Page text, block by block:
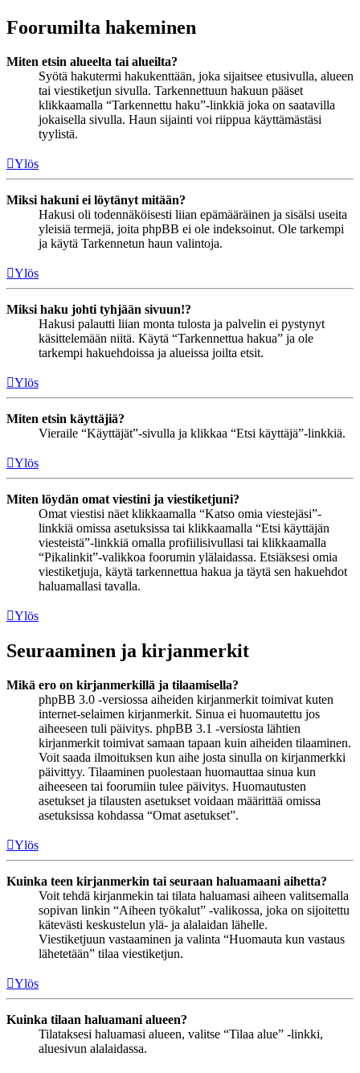
Foorumilta hakeminen
Miten etsin alueelta tai alueilta?
Syötä hakutermi hakukenttään, joka sijaitsee etusivulla, alueen
tai viestiketjun sivulla. Tarkennettuun hakuun pääset
klikkaamalla “Tarkennettu haku”-linkkiä joka on saatavilla
jokaisella sivulla. Haun sijainti voi riippua käyttämästäsi
tyylistä.
Ylös
Miksi hakuni ei löytänyt mitään?
Hakusi oli todennäköisesti liian epämääräinen ja sisälsi useita
yleisiä termejä, joita phpBB ei ole indeksoinut. Ole tarkempi
ja käytä Tarkennetun haun valintoja.
Ylös
Miksi haku johti tyhjään sivuun!?
Hakusi palautti liian monta tulosta ja palvelin ei pystynyt
käsittelemään niitä. Käytä “Tarkennettua hakua” ja ole
tarkempi hakuehdoissa ja alueissa joilta etsit.
Ylös
Miten etsin käyttäjiä?
Vieraile “Käyttäjät”-sivulla ja klikkaa “Etsi käyttäjä”-linkkiä.
Ylös
Miten löydän omat viestini ja viestiketjuni?
Omat viestisi näet klikkaamalla “Katso omia viestejäsi”-
linkkiä omissa asetuksissa tai klikkaamalla “Etsi käyttäjän
viesteistä”-linkkiä omalla profiilisivullasi tai klikkaamalla
“Pikalinkit”-valikkoa foorumin ylälaidassa. Etsiäksesi omia
viestiketjuja, käytä tarkennettua hakua ja täytä sen hakuehdot
haluamallasi tavalla.
Ylös
Seuraaminen ja kirjanmerkit
Mikä ero on kirjanmerkillä ja tilaamisella?
phpBB 3.0 -versiossa aiheiden kirjanmerkit toimivat kuten
internet-selaimen kirjanmerkit. Sinua ei huomautettu jos
aiheeseen tuli päivitys. phpBB 3.1 -versiosta lähtien
kirjanmerkit toimivat samaan tapaan kuin aiheiden tilaaminen.
Voit saada ilmoituksen kun aihe josta sinulla on kirjanmerkki
päivittyy. Tilaaminen puolestaan huomauttaa sinua kun
aiheeseen tai foorumiin tulee päivitys. Huomautusten
asetukset ja tilausten asetukset voidaan määrittää omissa
asetuksissa kohdassa “Omat asetukset”.
Ylös
Kuinka teen kirjanmerkin tai seuraan haluamaani aihetta?
Voit tehdä kirjanmekin tai tilata haluamasi aiheen valitsemalla
sopivan linkin “Aiheen työkalut” -valikossa, joka on sijoitettu
kätevästi keskustelun ylä- ja alalaidan lähelle.
Viestiketjuun vastaaminen ja valinta “Huomauta kun vastaus
lähetetään” tilaa viestiketjun.
Ylös
Kuinka tilaan haluamani alueen?
Tilataksesi haluamasi alueen, valitse “Tilaa alue” -linkki,
aluesivun alalaidassa.